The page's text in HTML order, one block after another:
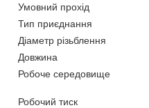
Умовний прохід
Тип приєднання
Діаметр різьблення
Довжина
Робоче середовище
Робочий тиск